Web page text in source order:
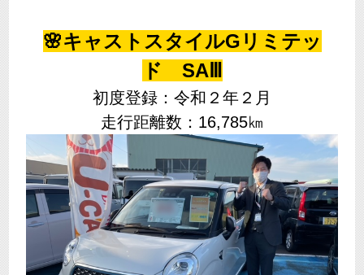
🌸キャストスタイルGリミテッ
ド SAⅢ
初度登録：令和２年２月
走行距離数：16,785㎞